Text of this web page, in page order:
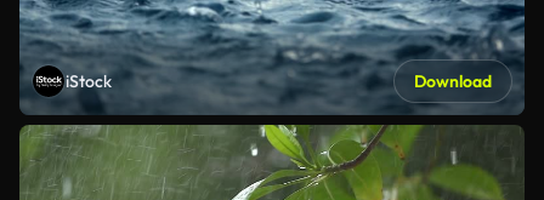
iStock Download